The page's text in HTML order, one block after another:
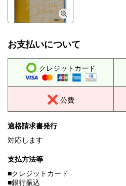
お支払いについて
クレジットカード
公費
適格請求書発行
対応します
支払方法等
■クレジットカード
■銀行振込